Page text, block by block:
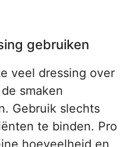
gebruiken
veel dressing over
smaken
Gebruik slechts
te binden. Pro
hoeveelheid en